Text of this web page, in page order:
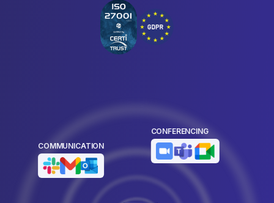
CONFERENCING
COMMUNICATION